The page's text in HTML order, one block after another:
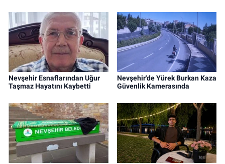
Nevşehir Esnaflarından Uğur
Taşmaz Hayatını Kaybetti
Nevşehir'de Yürek Burkan Kaza
Güvenlik Kamerasında